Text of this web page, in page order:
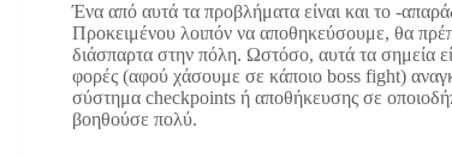
Ένα από αυτά τα προβλήματα είναι και το -
Προκειμένου λοιπόν να αποθηκεύσουμε, θα
διάσπαρτα στην πόλη. Ωστόσο, αυτά τα σημεία
φορές (αφού χάσουμε σε κάποιο boss fight)
σύστημα checkpoints ή αποθήκευσης σε
βοηθούσε πολύ.